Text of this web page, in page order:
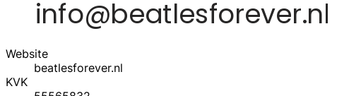
Website
beatlesforever.nl
KVK